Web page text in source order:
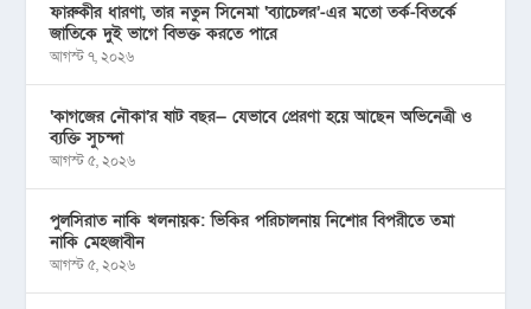
ফারুকীর ধারণা, তার নতুন সিনেমা ‘ব্যাচেলর’-এর মতো তর্ক-বিতর্কে
জাতিকে দুই ভাগে বিভক্ত করতে পারে
আগস্ট ৭, ২০২৬
‘কাগজের নৌকা’র ষাট বছর— যেভাবে প্রেরণা হয়ে আছেন অভিনেত্রী ও
ব্যক্তি সুচন্দা
আগস্ট ৫, ২০২৬
পুলসিরাত নাকি খলনায়ক: ভিকির পরিচালনায় নিশোর বিপরীতে তমা
নাকি মেহজাবীন
আগস্ট ৫, ২০২৬